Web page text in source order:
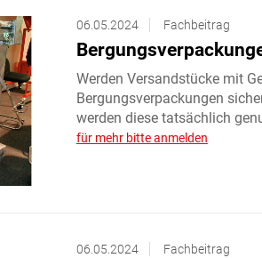
06.05.2024 Fachbeitrag
Werden Versandstücke mit
Bergungsverpackungen
werden diese tatsächlich
für mehr bitte anmelden
06.05.2024 Fachbeitrag